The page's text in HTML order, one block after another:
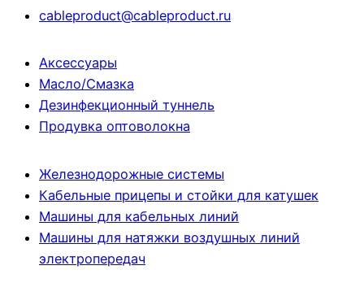
cableproduct@cableproduct.ru
Аксессуары
Масло/Смазка
Дезинфекционный туннель
Продувка оптоволокна
Железнодорожные системы
Кабельные прицепы и стойки для катушек
Машины для кабельных линий
Машины для натяжки воздушных линий
электропередач